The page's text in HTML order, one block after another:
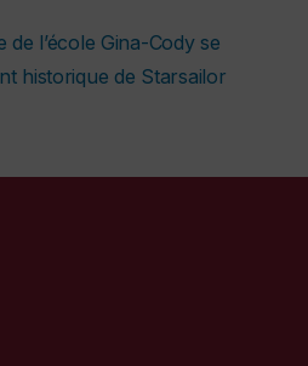
de l’école Gina-Cody se
historique de Starsailor